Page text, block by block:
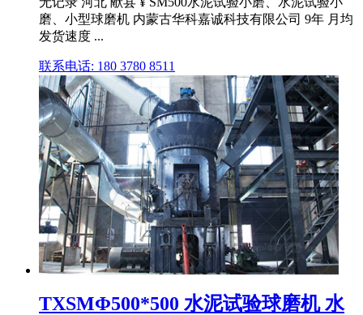
磨、小型球磨机 内蒙古华科嘉诚科技有限公司 9年 月均
发货速度 ...
联系电话: 180 3780 8511
TXSMΦ500*500 水泥试验球磨机 水